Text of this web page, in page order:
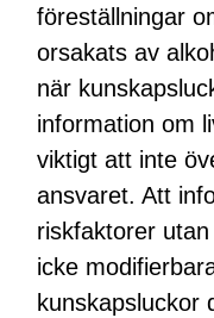
föreställningar
orsakats av
när
information om
viktigt att inte
ansvaret. Att
riskfaktorer
icke
kunskapsluckor